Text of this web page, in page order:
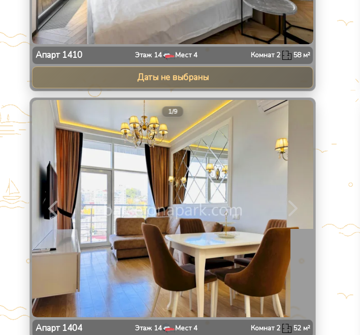
Апарт 1410 Этаж 14 Мест4 Комнат 2 58м²
Даты не выбраны
1/9
Апарт 1404 Этаж 14 Мест4 Комнат 2 52 м²